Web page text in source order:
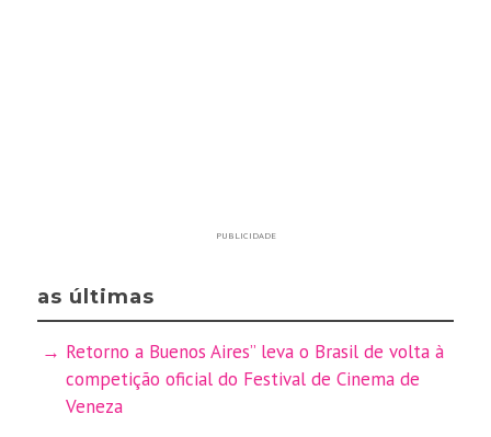
PUBLICIDADE
as últimas
Retorno a Buenos Aires” leva o Brasil de volta à
competição oficial do Festival de Cinema de
Veneza